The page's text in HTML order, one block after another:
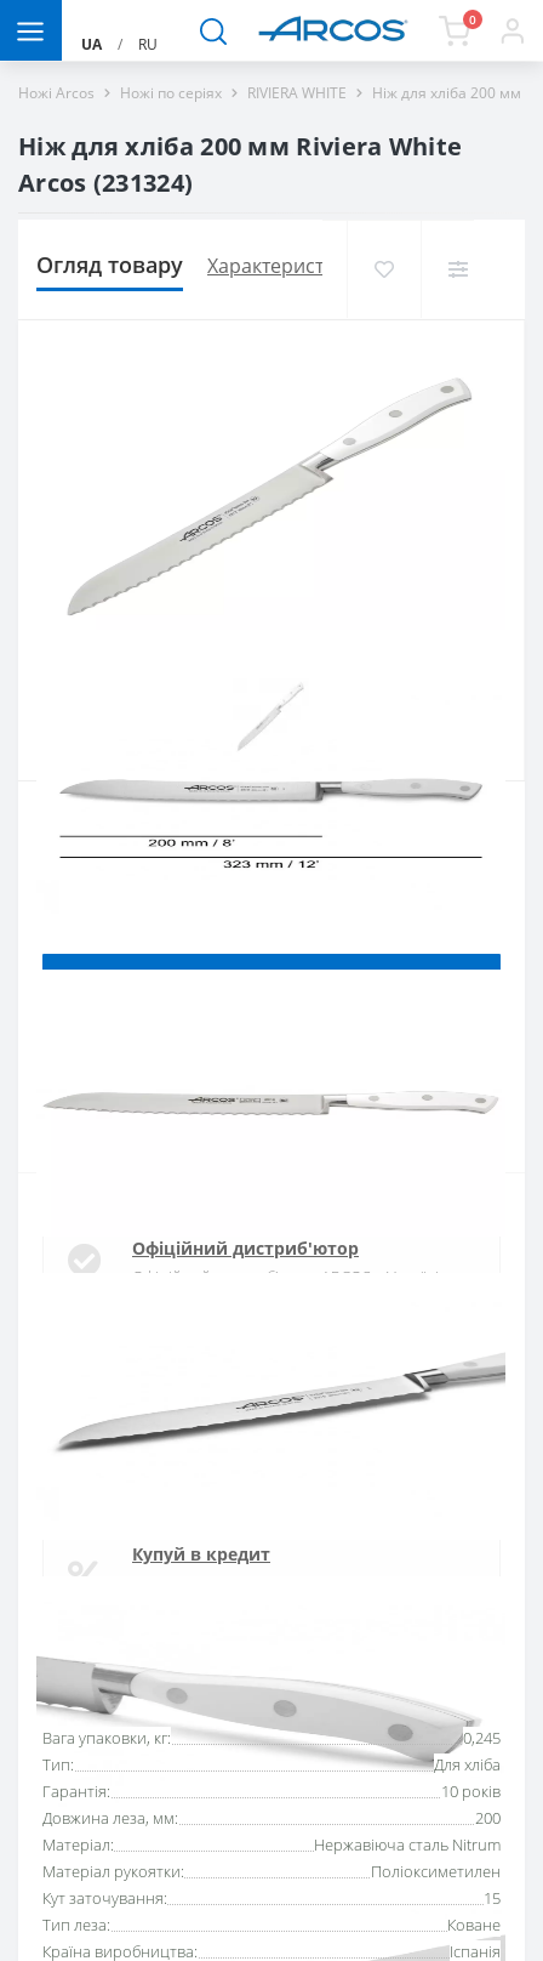
UA / RU
0
Ножі Arcos Ножі по серіях RIVIERA WHITE Ніж для хліба 200 мм
Ніж для хліба 200 мм Riviera White
Arcos (231324)
Огляд товару Характеристики Доставка і
Наявність:Є в наявності
Основні характеристики Всі характеристики
Вага упаковки, кг:
0,245
Тип:
Для хліба
Гарантія:
10 років
Довжина леза, мм:
200
Матеріал:
Нержавіюча сталь Nitrum
Матеріал рукоятки:
Поліоксиметилен
Кут заточування:
15
Тип леза:
Коване
Країна виробництва:
Іспанія
Офіційний дистриб'ютор
Офіційний дистриб'ютор ARCOS в Україні
Доставка протягом 1-3 днів по Україні
Гарантія якості
Купуй в кредит